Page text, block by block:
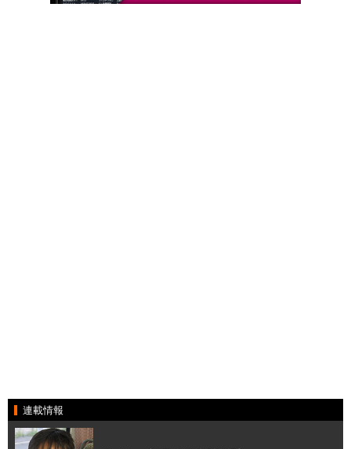
連載情報